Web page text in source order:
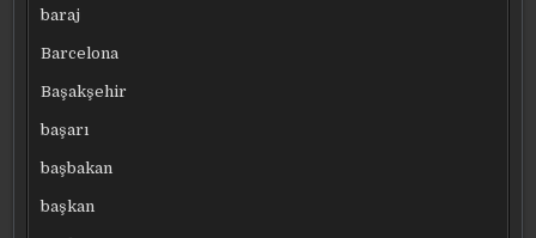
baraj
Barcelona
Başakşehir
başarı
başbakan
başkan